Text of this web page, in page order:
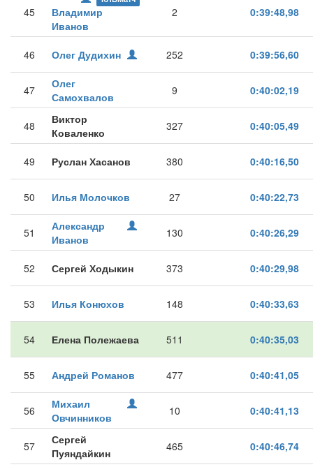
45
Владимир
Иванов
2 0:39:48,98
46 Олег Дудихин 252 0:39:56,60
47
Олег
Самохвалов
9 0:40:02,19
48
Виктор
Коваленко
327 0:40:05,49
49 Руслан Хасанов 380 0:40:16,50
50 Илья Молочков 27 0:40:22,73
51
Александр
Иванов
130 0:40:26,29
52 Сергей Ходыкин 373 0:40:29,98
53 Илья Конюхов 148 0:40:33,63
54 Елена Полежаева 511 0:40:35,03
55 Андрей Романов 477 0:40:41,05
56
Михаил
Овчинников
10 0:40:41,13
57
Сергей
Пуяндайкин
465 0:40:46,74